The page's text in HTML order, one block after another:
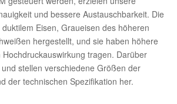
und bessere Austauschbarkeit. Die
Eisen, Graueisen des höheren
hergestellt, und sie haben höhere
tragen. Darüber
stellen verschiedene Größen der
der technischen Spezifikation her.